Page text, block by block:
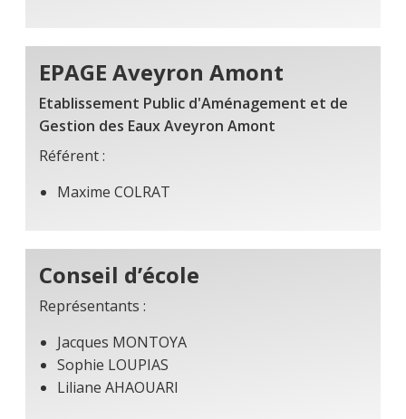
EPAGE Aveyron Amont
Etablissement Public d'Aménagement et de
Gestion des Eaux Aveyron Amont
Référent :
Maxime COLRAT
Conseil d’école
Représentants :
Jacques MONTOYA
Sophie LOUPIAS
Liliane AHAOUARI